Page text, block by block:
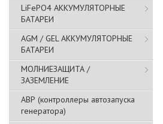
LiFePO4 АККУМУЛЯТОРНЫЕ
БАТАРЕИ
AGM / GEL АККУМУЛЯТОРНЫЕ
БАТАРЕИ
МОЛНИЕЗАЩИТА /
ЗАЗЕМЛЕНИЕ
АВР (контроллеры автозапуска
генератора)